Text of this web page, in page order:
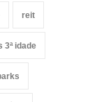
reit
3ª idade